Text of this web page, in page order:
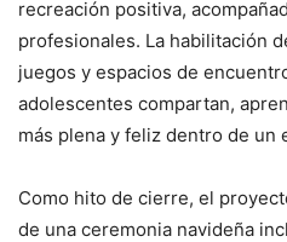
recreación positiva,
profesionales. La habilitación
juegos y espacios de
adolescentes compartan,
más plena y feliz dentro de un
Como hito de cierre, el
de una ceremonia navideña